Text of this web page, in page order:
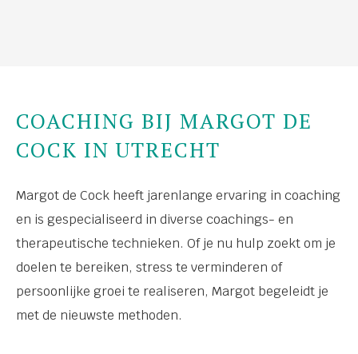
COACHING BIJ MARGOT DE
COCK IN UTRECHT
Margot de Cock heeft jarenlange ervaring in coaching
en is gespecialiseerd in diverse coachings- en
therapeutische technieken. Of je nu hulp zoekt om je
doelen te bereiken, stress te verminderen of
persoonlijke groei te realiseren, Margot begeleidt je
met de nieuwste methoden.